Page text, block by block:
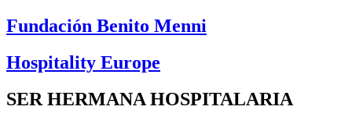
Fundación Benito Menni
Hospitality Europe
SER HERMANA HOSPITALARIA